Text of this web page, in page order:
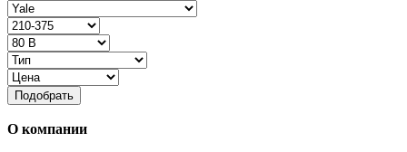
Подобрать
О компании